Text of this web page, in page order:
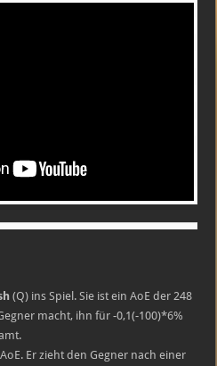
(Q) ins Spiel. Sie ist ein AoE der 248
macht, ihn für -0,1(-100)*6%
Er zieht den Gegner nach einer